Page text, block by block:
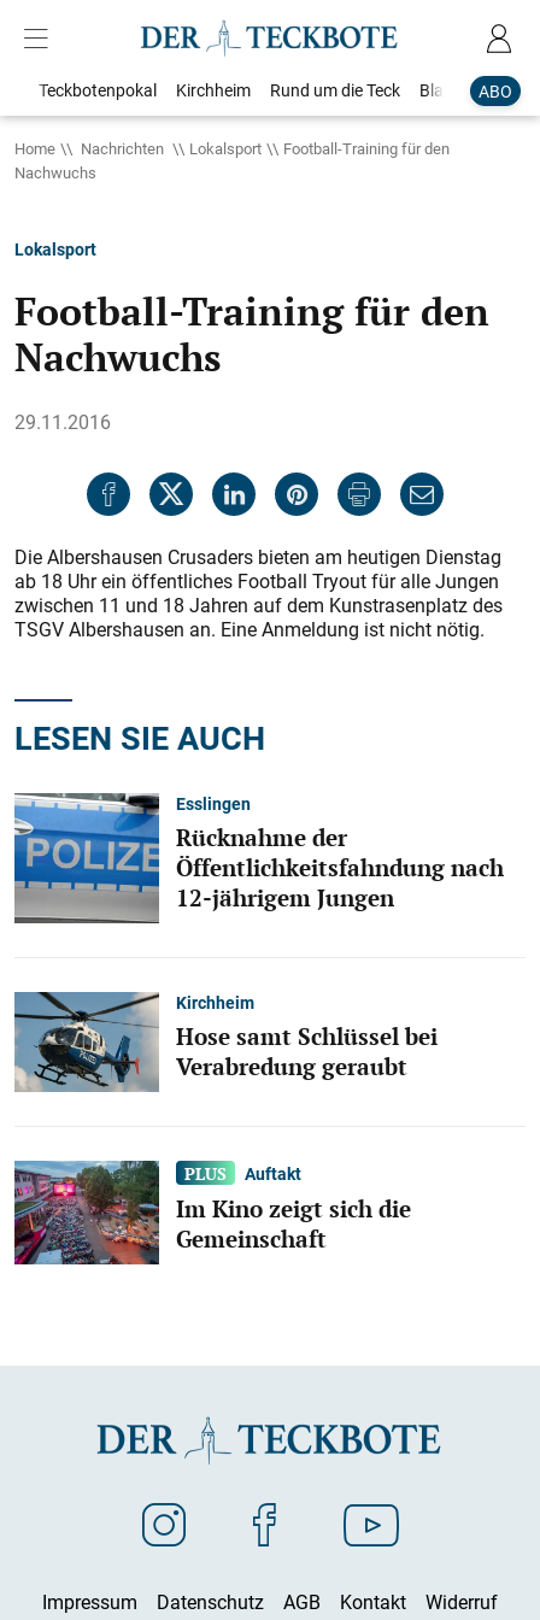
ABO
Teckbotenpokal Kirchheim Rund um die Teck Blaulicht
Home Nachrichten Lokalsport
Football-Training für den
Nachwuchs
Lokalsport
Football-Training für den
Nachwuchs
29.11.2016
Die Albershausen Crusaders bieten am heutigen Dienstag
ab 18 Uhr ein öffentliches Football Tryout für alle Jungen
zwischen 11 und 18 Jahren auf dem Kunstrasenplatz des
TSGV Albershausen an. Eine Anmeldung ist nicht nötig.
LESEN SIE AUCH
Esslingen
Rücknahme der
Öffentlichkeitsfahndung nach
12-jährigem Jungen
Kirchheim
Hose samt Schlüssel bei
Verabredung geraubt
Auftakt
Im Kino zeigt sich die
Gemeinschaft
Impressum Datenschutz AGB Kontakt Widerruf